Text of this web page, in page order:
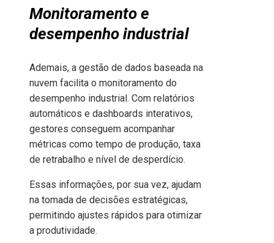
Monitoramento e
desempenho industrial
Ademais, a gestão de dados baseada na
nuvem facilita o monitoramento do
desempenho industrial. Com relatórios
automáticos e dashboards interativos,
gestores conseguem acompanhar
métricas como tempo de produção, taxa
de retrabalho e nível de desperdício.
Essas informações, por sua vez, ajudam
na tomada de decisões estratégicas,
permitindo ajustes rápidos para otimizar
a produtividade.